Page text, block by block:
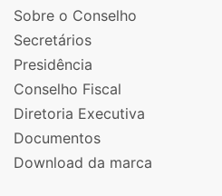
Sobre o Conselho
Secretários
Presidência
Conselho Fiscal
Diretoria Executiva
Documentos
Download da marca